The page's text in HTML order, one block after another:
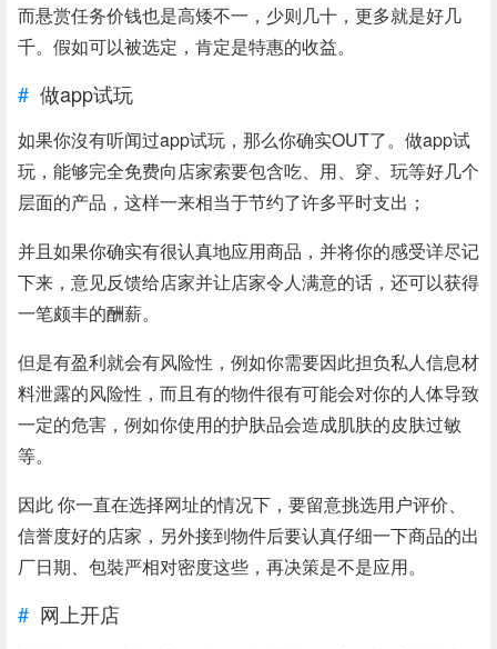
而悬赏任务价钱也是高矮不一，少则几十，更多就是好几
千。假如可以被选定，肯定是特惠的收益。
做app试玩
如果你沒有听闻过app试玩，那么你确实OUT了。做app试
玩，能够完全免费向店家索要包含吃、用、穿、玩等好几个
层面的产品，这样一来相当于节约了许多平时支出；
并且如果你确实有很认真地应用商品，并将你的感受详尽记
下来，意见反馈给店家并让店家令人满意的话，还可以获得
一笔颇丰的酬薪。
但是有盈利就会有风险性，例如你需要因此担负私人信息材
料泄露的风险性，而且有的物件很有可能会对你的人体导致
一定的危害，例如你使用的护肤品会造成肌肤的皮肤过敏
等。
因此 你一直在选择网址的情况下，要留意挑选用户评价、
信誉度好的店家，另外接到物件后要认真仔细一下商品的出
厂日期、包裝严相对密度这些，再决策是不是应用。
网上开店